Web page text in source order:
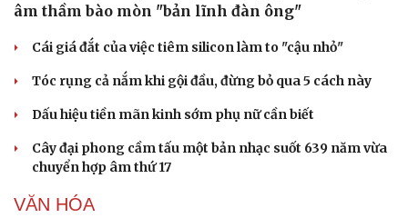
Sức khỏe
âm thầm bào mòn "bản lĩnh đàn ông"
Cái giá đắt của việc tiêm silicon làm to "cậu nhỏ"
Tóc rụng cả nắm khi gội đầu, đừng bỏ qua 5 cách này
Dấu hiệu tiền mãn kinh sớm phụ nữ cần biết
Cây đại phong cầm tấu một bản nhạc suốt 639 năm vừa
chuyển hợp âm thứ 17
VĂN HÓA